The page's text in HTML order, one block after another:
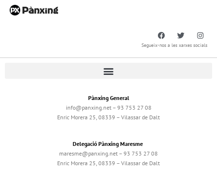
Segueix-nos a les xarxes socials
Pànxing General
info@panxing.net – 93 753 27 08
Enric Morera 25, 08339 – Vilassar de Dalt
Delegació Pànxing Maresme
maresme@panxing.net – 93 753 27 08
Enric Morera 25, 08339 – Vilassar de Dalt